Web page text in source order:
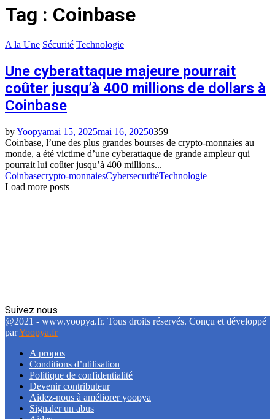
Tag : Coinbase
A la Une Sécurité Technologie
Une cyberattaque majeure pourrait
coûter jusqu’à 400 millions de dollars à
Coinbase
byYoopyamai 15, 2025mai 16, 20250359
Coinbase, l’une des plus grandes bourses de crypto-monnaies au
monde, a été victime d’une cyberattaque de grande ampleur qui
pourrait lui coûter jusqu’à 400 millions...
Coinbasecrypto-monnaiesCybersecuritéTechnologie
Load more posts
Suivez nous
Facebook
Twitter
Linkedin
@2021 - www.yoopya.fr. Tous droits réservés. Conçu et développé
parYoopya.fr
A propos
Conditions d’utilisation
Politique de confidentialité
Devenir contributeur
Aidez-nous à améliorer yoopya
Signaler un abus